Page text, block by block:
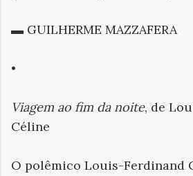
▬ GUILHERME MAZZAFERA
•
Viagem ao fim da noite, de
Céline
O polêmico Louis-Ferdinand